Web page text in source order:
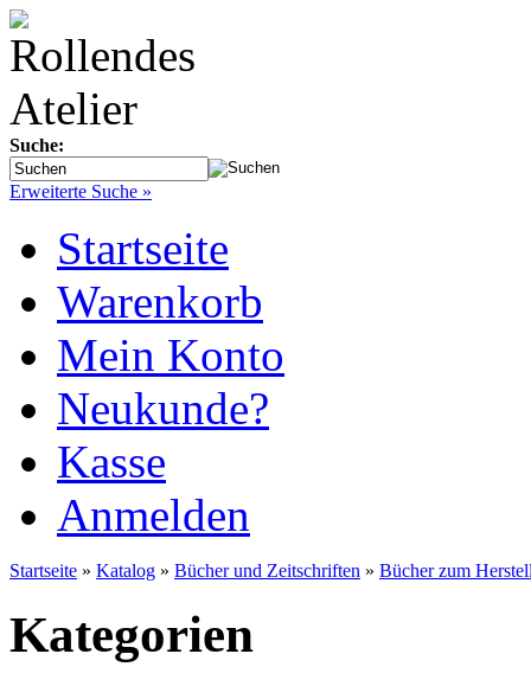
Suche:
Erweiterte Suche »
Startseite
Warenkorb
Mein Konto
Neukunde?
Kasse
Anmelden
Startseite » Katalog » Bücher und Zeitschriften » Bücher zum
Kategorien